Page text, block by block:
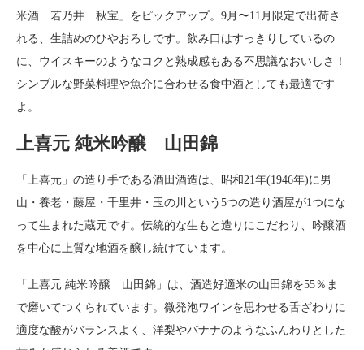
米酒 若乃井 秋宝」をピックアップ。9月〜11月限定で出荷さ
れる、生詰めのひやおろしです。飲み口はすっきりしているの
に、ウイスキーのようなコクと熟成感もある不思議なおいしさ！
シンプルな野菜料理や魚介に合わせる食中酒としても最適です
よ。
上喜元 純米吟醸 山田錦
「上喜元」の造り手である酒田酒造は、昭和21年(1946年)に男
山・養老・藤屋・千里井・玉の川という5つの造り酒屋が1つにな
って生まれた蔵元です。伝統的な生もと造りにこだわり、吟醸酒
を中心に上質な地酒を醸し続けています。
「上喜元 純米吟醸 山田錦」は、酒造好適米の山田錦を55％ま
で磨いてつくられています。微発泡ワインを思わせる舌ざわりに
適度な酸がバランスよく、洋梨やバナナのようなふんわりとした